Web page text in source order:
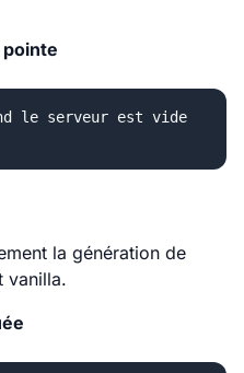
pointe
le serveur est vide
la génération de
vanilla.